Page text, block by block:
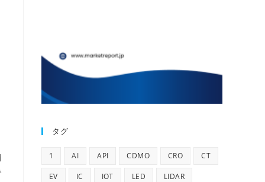
タグ
1 AI API CDMO CRO CT
EV IC IOT LED LIDAR